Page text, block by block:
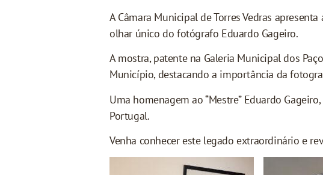
A Câmara Municipal de Torres Vedras
olhar único do fotógrafo Eduardo Gageiro.
A mostra, patente na Galeria Municipal dos
Município, destacando a importância da
Uma homenagem ao “Mestre” Eduardo
Portugal.
Venha conhecer este legado extraordinário e